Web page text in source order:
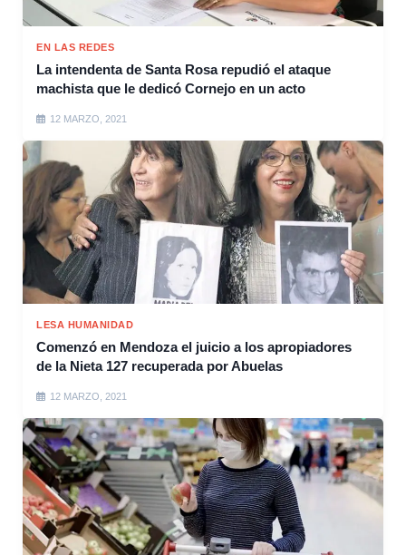
EN LAS REDES
La intendenta de Santa Rosa repudió el ataque
machista que le dedicó Cornejo en un acto
12 MARZO, 2021
LESA HUMANIDAD
Comenzó en Mendoza el juicio a los apropiadores
de la Nieta 127 recuperada por Abuelas
12 MARZO, 2021